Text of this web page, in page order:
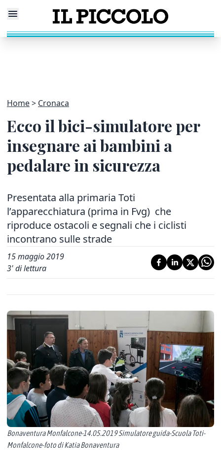
Home Cronaca
Ecco il bici-simulatore per
insegnare ai bambini a
pedalare in sicurezza
Presentata alla primaria Toti
l’apparecchiatura (prima in Fvg) che
riproduce ostacoli e segnali che i ciclisti
incontrano sulle strade
15 maggio 2019
3' di lettura
Bonaventura Monfalcone-14.05.2019 Simulatore guida-Scuola Toti-
Monfalcone-foto di Katia Bonaventura